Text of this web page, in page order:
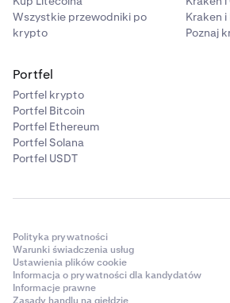
Wszystkie przewodniki po
krypto
Kraken
Poznaj
Portfel
Portfel krypto
Portfel Bitcoin
Portfel Ethereum
Portfel Solana
Portfel USDT
Polityka prywatności
Warunki świadczenia usług
Ustawienia plików cookie
Informacja o prywatności dla kandydatów
Informacje prawne